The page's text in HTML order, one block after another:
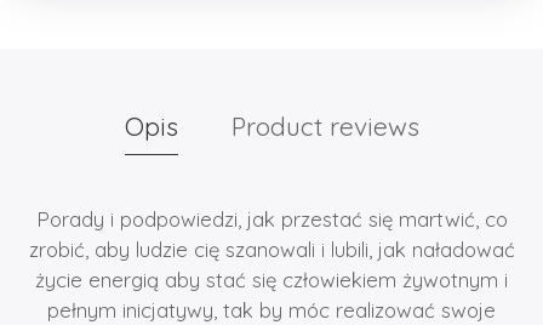
Opis Product reviews
Porady i podpowiedzi, jak przestać się martwić, co
zrobić, aby ludzie cię szanowali i lubili, jak naładować
życie energią aby stać się człowiekiem żywotnym i
pełnym inicjatywy, tak by móc realizować swoje